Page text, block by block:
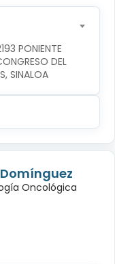
PONIENTE
DEL
SINALOA
Oncológica